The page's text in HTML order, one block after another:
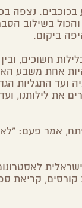
נצפה
בשילוב
ביקום.
חשוכים,
אחת משבע
ועד התגליות
את לילותנו,
אמר פעם:
האגודה הישראלית
קריאת